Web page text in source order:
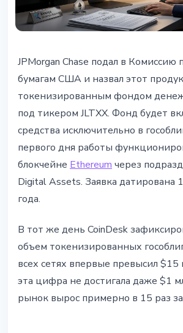
JPMorgan подал в SEC
токенизированный
денежного рынка
13 мая 2026 г.4 мин чтения
Наталия Дорофеева
JPMorgan Chase подал в
бумагам США и назвал этот
токенизированным фондом
под тикером JLTXX. Фонд будет
средства исключительно в
первого дня работы
блокчейне Ethereum через
Digital Assets. Заявка датирована
года.
В тот же день CoinDesk
объем токенизированных
всех сетях впервые превысил $15
эта цифра не достигала даже $1
рынок вырос примерно в 15 раз